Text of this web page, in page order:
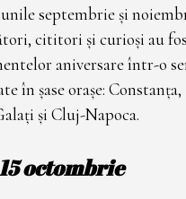
septembrie și
cititori și curioși au
aniversare într-o
în șase orașe:
și Cluj-Napoca.
octombrie